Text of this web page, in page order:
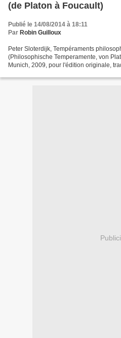
(de Platon à Foucault)
Publié le 14/08/2014 à 18:11
Par Robin Guilloux
Peter Sloterdijk, Tempéraments
(Philosophische Temperamente, von
Munich, 2009, pour l'édition originale,